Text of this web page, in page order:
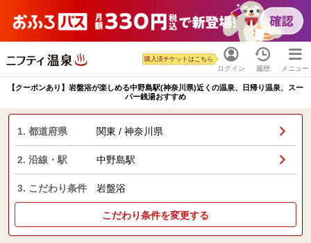
ログイン
購入済チケットはこちら
履歴 メニュー
【クーポンあり】岩盤浴が楽しめる中野島駅(神奈川県)近くの温泉、日帰り温泉、スー
パー銭湯おすすめ
1. 都道府県 関東 / 神奈川県
2. 沿線・駅 中野島駅
3. こだわり条件 岩盤浴
こだわり条件を変更する